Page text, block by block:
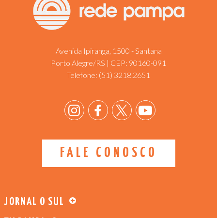
Avenida Ipiranga, 1500 - Santana
Porto Alegre/RS | CEP: 90160-091
Telefone: (51) 3218.2651
FALE CONOSCO
JORNAL O SUL